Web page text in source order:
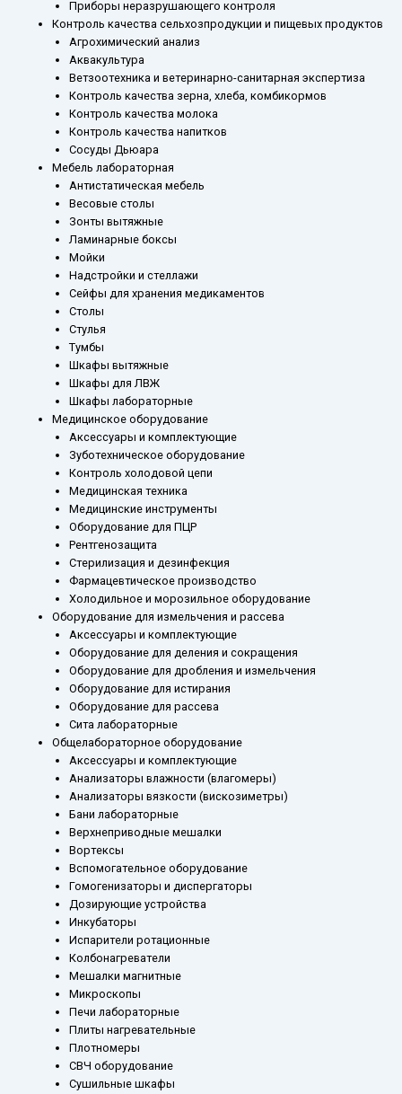
Приборы неразрушающего контроля
Контроль качества сельхозпродукции и пищевых продуктов
Агрохимический анализ
Аквакультура
Ветзоотехника и ветеринарно-санитарная экспертиза
Контроль качества зерна, хлеба, комбикормов
Контроль качества молока
Контроль качества напитков
Сосуды Дьюара
Мебель лабораторная
Антистатическая мебель
Весовые столы
Зонты вытяжные
Ламинарные боксы
Мойки
Надстройки и стеллажи
Сейфы для хранения медикаментов
Столы
Стулья
Тумбы
Шкафы вытяжные
Шкафы для ЛВЖ
Шкафы лабораторные
Медицинское оборудование
Аксессуары и комплектующие
Зуботехническое оборудование
Контроль холодовой цепи
Медицинская техника
Медицинские инструменты
Оборудование для ПЦР
Рентгенозащита
Стерилизация и дезинфекция
Фармацевтическое производство
Холодильное и морозильное оборудование
Оборудование для измельчения и рассева
Аксессуары и комплектующие
Оборудование для деления и сокращения
Оборудование для дробления и измельчения
Оборудование для истирания
Оборудование для рассева
Сита лабораторные
Общелабораторное оборудование
Аксессуары и комплектующие
Анализаторы влажности (влагомеры)
Анализаторы вязкости (вискозиметры)
Бани лабораторные
Верхнеприводные мешалки
Вортексы
Вспомогательное оборудование
Гомогенизаторы и диспергаторы
Дозирующие устройства
Инкубаторы
Испарители ротационные
Колбонагреватели
Мешалки магнитные
Микроскопы
Печи лабораторные
Плиты нагревательные
Плотномеры
СВЧ оборудование
Сушильные шкафы